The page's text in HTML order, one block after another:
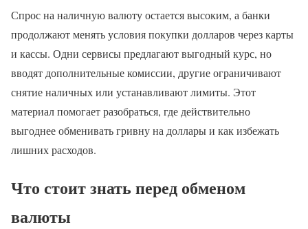
Спрос на наличную валюту остается высоким, а банки
продолжают менять условия покупки долларов через карты
и кассы. Одни сервисы предлагают выгодный курс, но
вводят дополнительные комиссии, другие ограничивают
снятие наличных или устанавливают лимиты. Этот
материал помогает разобраться, где действительно
выгоднее обменивать гривну на доллары и как избежать
лишних расходов.
Что стоит знать перед обменом
валюты